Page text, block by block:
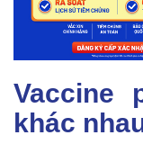
Vaccine
khác